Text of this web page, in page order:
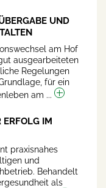
UND
am Hof
ausgearbeiteten
Regelungen
für ein
am ...
ERFOLG IM
praxisnahes
und
Behandelt
als